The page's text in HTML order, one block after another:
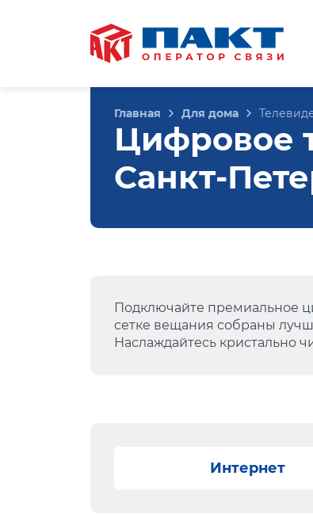
Главная Для дома
Цифровое
Санкт-
Подключайте премиальное
сетке вещания собраны
Наслаждайтесь кристально
Интернет